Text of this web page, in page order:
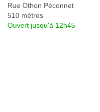
Rue Othon Péconnet
510 mètres
Ouvert jusqu'à 12h45